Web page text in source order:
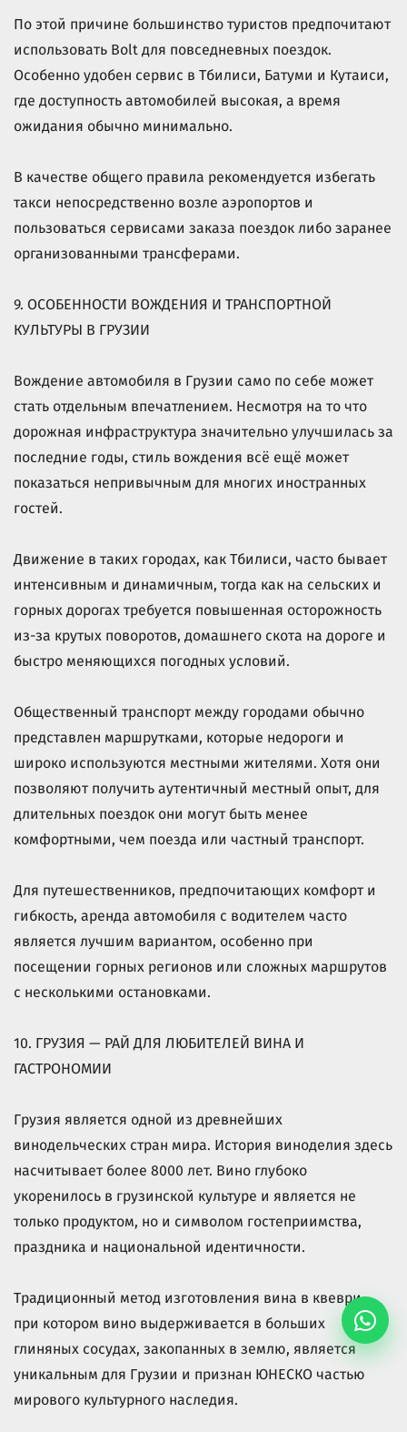
По этой причине большинство туристов предпочитают
использовать Bolt для повседневных поездок.
Особенно удобен сервис в Тбилиси, Батуми и Кутаиси,
где доступность автомобилей высокая, а время
ожидания обычно минимально.
В качестве общего правила рекомендуется избегать
такси непосредственно возле аэропортов и
пользоваться сервисами заказа поездок либо заранее
организованными трансферами.
9. ОСОБЕННОСТИ ВОЖДЕНИЯ И ТРАНСПОРТНОЙ
КУЛЬТУРЫ В ГРУЗИИ
Вождение автомобиля в Грузии само по себе может
стать отдельным впечатлением. Несмотря на то что
дорожная инфраструктура значительно улучшилась за
последние годы, стиль вождения всё ещё может
показаться непривычным для многих иностранных
гостей.
Движение в таких городах, как Тбилиси, часто бывает
интенсивным и динамичным, тогда как на сельских и
горных дорогах требуется повышенная осторожность
из-за крутых поворотов, домашнего скота на дороге и
быстро меняющихся погодных условий.
Общественный транспорт между городами обычно
представлен маршрутками, которые недороги и
широко используются местными жителями. Хотя они
позволяют получить аутентичный местный опыт, для
длительных поездок они могут быть менее
комфортными, чем поезда или частный транспорт.
Для путешественников, предпочитающих комфорт и
гибкость, аренда автомобиля с водителем часто
является лучшим вариантом, особенно при
посещении горных регионов или сложных маршрутов
с несколькими остановками.
10. ГРУЗИЯ — РАЙ ДЛЯ ЛЮБИТЕЛЕЙ ВИНА И
ГАСТРОНОМИИ
Грузия является одной из древнейших
винодельческих стран мира. История виноделия здесь
насчитывает более 8000 лет. Вино глубоко
укоренилось в грузинской культуре и является не
только продуктом, но и символом гостеприимства,
праздника и национальной идентичности.
Традиционный метод изготовления вина в квеври,
при котором вино выдерживается в больших
глиняных сосудах, закопанных в землю, является
уникальным для Грузии и признан ЮНЕСКО частью
мирового культурного наследия.